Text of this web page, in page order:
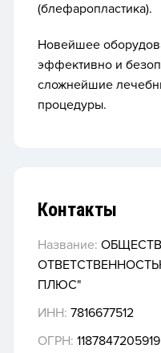
(блефаропластика).
Новейшее
эффективно и
сложнейшие
процедуры.
Контакты
Название:
ПЛЮС"
ИНН: 7816677512
ОГРН: 1187847205919